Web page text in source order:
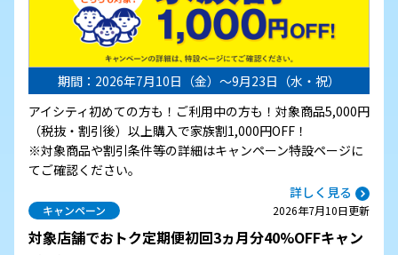
期間：2026年7月10日（金）～9月23日（水・祝）
アイシティ初めての方も！ご利用中の方も！対象商品5,000円
（税抜・割引後）以上購入で家族割1,000円OFF！
※対象商品や割引条件等の詳細はキャンペーン特設ページに
てご確認ください。
詳しく見る
キャンペーン 2026年7月10日更新
対象店舗でおトク定期便初回3ヵ月分40%OFFキャン